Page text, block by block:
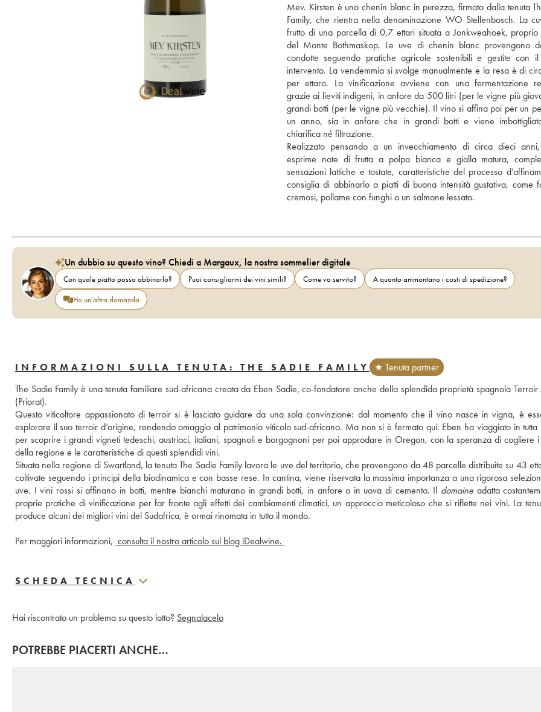
Mev. Kirsten è uno chenin blanc in purezza, firmato dalla tenuta
Family, che rientra nella denominazione WO Stellenbosch. La
frutto di una parcella di 0,7 ettari situata a Jonkweahoek,
del Monte Bothmaskop. Le uve di chenin blanc provengono
condotte seguendo pratiche agricole sostenibili e gestite con il
intervento. La vendemmia si svolge manualmente e la resa è di
per ettaro. La vinificazione avviene con una fermentazione
grazie ai lieviti indigeni, in anfore da 500 litri (per le vigne più
grandi botti (per le vigne più vecchie). Il vino si affina poi per un
un anno, sia in anfore che in grandi botti e viene
chiarifica né filtrazione.
Realizzato pensando a un invecchiamento di circa dieci
esprime note di frutta a polpa bianca e gialla matura,
sensazioni lattiche e tostate, caratteristiche del processo
consiglia di abbinarlo a piatti di buona intensità gustativa, come
cremosi, pollame con funghi o un salmone lessato.
Un dubbio su questo vino? Chiedi a Margaux, la nostra sommelier digitale
Con quale piatto posso abbinarlo? Puoi consigliarmi dei vini simili? Come va servito?
A quanto ammontano i costi di spedizione?
Ho un'altra domanda
INFORMAZIONI SULLA TENUTA: THE SADIE FAMILY
★ Tenuta partner
The Sadie Family è una tenuta familiare sud-africana creata da Eben Sadie, co-fondatore anche della splendida proprietà spagnola Terroir
(Priorat).
Questo viticoltore appassionato di terroir si è lasciato guidare da una sola convinzione: dal momento che il vino nasce in vigna, è
esplorare il suo terroir d’origine, rendendo omaggio al patrimonio viticolo sud-africano. Ma non si è fermato qui: Eben ha viaggiato in tutta
per scoprire i grandi vigneti tedeschi, austriaci, italiani, spagnoli e borgognoni per poi approdare in Oregon, con la speranza di cogliere i
della regione e le caratteristiche di questi splendidi vini.
Situata nella regione di Swartland, la tenuta The Sadie Family lavora le uve del territorio, che provengono da 48 parcelle distribuite su 43
coltivate seguendo i principi della biodinamica e con basse rese. In cantina, viene riservata la massima importanza a una rigorosa
uve. I vini rossi si affinano in botti, mentre bianchi maturano in grandi botti, in anfore o in uova di cemento. Il domaine adatta
proprie pratiche di vinificazione per far fronte agli effetti dei cambiamenti climatici, un approccio meticoloso che si riflette nei vini. La
produce alcuni dei migliori vini del Sudafrica, è ormai rinomata in tutto il mondo.
Per maggiori informazioni,
SCHEDA TECNICA
Hai riscontrato un problema su questo lotto? Segnalacelo
POTREBBE PIACERTI ANCHE…